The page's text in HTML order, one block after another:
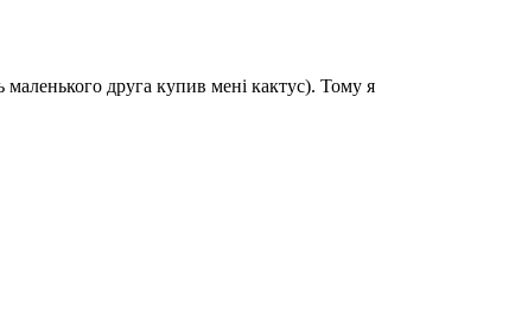
друга купив мені кактус). Тому я